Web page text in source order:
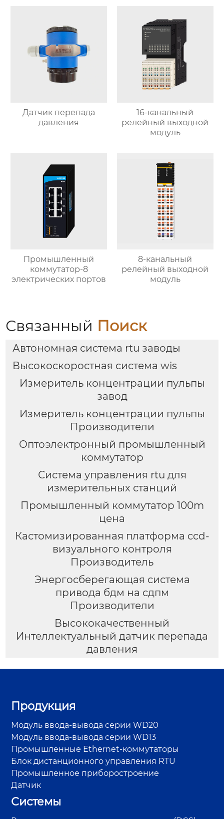
Датчик перепада
давления
16-канальный
релейный выходной
модуль
Промышленный
коммутатор-8
электрических портов
8-канальный
релейный выходной
модуль
Связанный Поиск
Автономная система rtu заводы
Высокоскоростная система wis
Измеритель концентрации пульпы
завод
Измеритель концентрации пульпы
Производители
Оптоэлектронный промышленный
коммутатор
Система управления rtu для
измерительных станций
Промышленный коммутатор 100m
цена
Кастомизированная платформа ccd-
визуального контроля
Производитель
Энергосберегающая система
привода бдм на сдпм
Производители
Высококачественный
Интеллектуальный датчик перепада
давления
Продукция
Модуль ввода-вывода серии WD20
Модуль ввода-вывода серии WD13
Промышленные Ethernet-коммутаторы
Блок дистанционного управления RTU
Промышленное приборостроение
Датчик
Системы